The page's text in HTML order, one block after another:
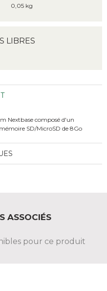
0,05 kg
LIBRES
Nextbase composé d'un
SD/MicroSD de 8Go
ASSOCIÉS
pour ce produit